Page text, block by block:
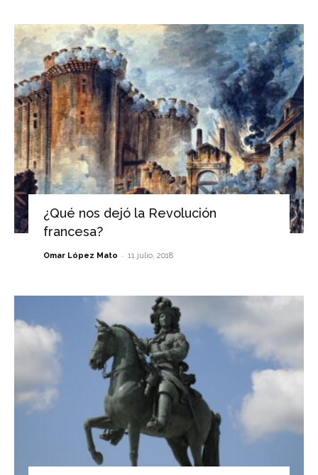
¿Qué nos dejó la Revolución
francesa?
Omar López Mato - 11 julio, 2018